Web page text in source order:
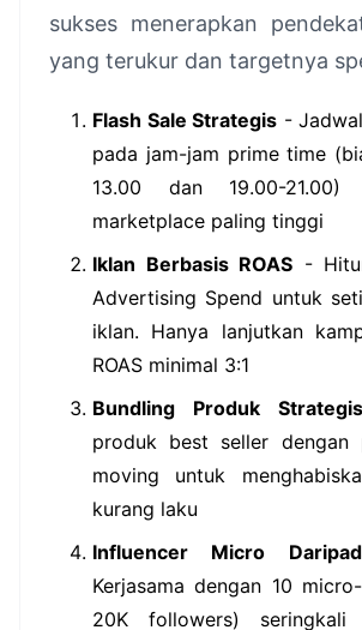
sukses menerapkan
yang terukur dan targetnya
Flash Sale Strategis -
pada jam-jam prime time
13.00 dan 19.00-
marketplace paling tinggi
Iklan Berbasis ROAS -
Advertising Spend untuk
iklan. Hanya lanjutkan
ROAS minimal 3:1
Bundling Produk Strategis
produk best seller dengan
moving untuk
kurang laku
Influencer Micro
Kerjasama dengan 10
20K followers)